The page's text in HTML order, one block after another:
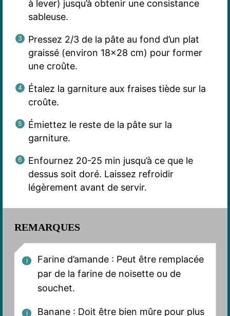
à lever) jusqu’à obtenir une consistance
sableuse.
Pressez 2/3 de la pâte au fond d’un plat
graissé (environ 18×28 cm) pour former
une croûte.
Étalez la garniture aux fraises tiède sur la
croûte.
Émiettez le reste de la pâte sur la
garniture.
Enfournez 20-25 min jusqu’à ce que le
dessus soit doré. Laissez refroidir
légèrement avant de servir.
REMARQUES
Farine d’amande : Peut être remplacée
par de la farine de noisette ou de
souchet.
Banane : Doit être bien mûre pour plus